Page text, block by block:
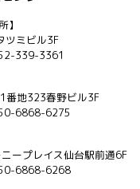
】
ツミビル3F
339-3361
番地323春野ビル3F
6868-6275
ープレイス仙台駅前通6F
6868-6268